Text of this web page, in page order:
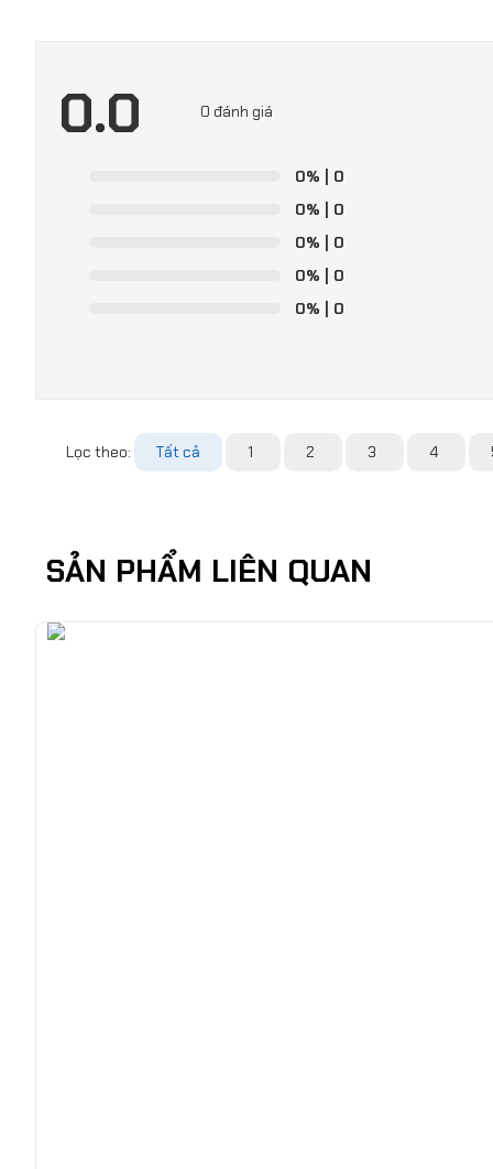
0.0 0 đánh giá
0% | 0
0% | 0
0% | 0
0% | 0
0% | 0
Lọc theo: Tất cả 1 2 3 4
SẢN PHẨM LIÊN QUAN